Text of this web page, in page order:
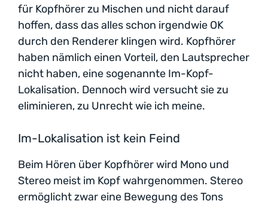
für Kopfhörer zu Mischen und nicht darauf
hoffen, dass das alles schon irgendwie OK
durch den Renderer klingen wird. Kopfhörer
haben nämlich einen Vorteil, den Lautsprecher
nicht haben, eine sogenannte Im-Kopf-
Lokalisation. Dennoch wird versucht sie zu
eliminieren, zu Unrecht wie ich meine.
Im-Lokalisation ist kein Feind
Beim Hören über Kopfhörer wird Mono und
Stereo meist im Kopf wahrgenommen. Stereo
ermöglicht zwar eine Bewegung des Tons